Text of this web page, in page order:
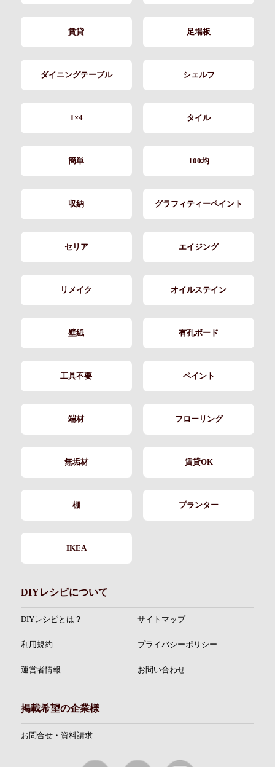
賃貸 足場板
ダイニングテーブル シェルフ
1×4 タイル
簡単 100均
収納 グラフィティーペイント
セリア エイジング
リメイク オイルステイン
壁紙 有孔ボード
工具不要 ペイント
端材 フローリング
無垢材 賃貸OK
棚 プランター
IKEA
DIYレシピについて
DIYレシピとは？ サイトマップ
利用規約 プライバシーポリシー
運営者情報 お問い合わせ
掲載希望の企業様
お問合せ・資料請求